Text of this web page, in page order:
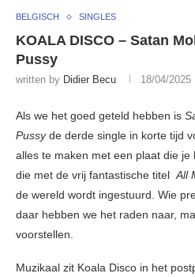
BELGISCH SINGLES
KOALA DISCO – Satan
Pussy
written by Didier Becu 18/04/2025
Als we het goed geteld hebben is
Pussyde derde single in korte tijd
alles te maken met een plaat die
die met de vrij fantastische titelAll
de wereld wordt ingestuurd. Wie
daar hebben we het raden naar,
voorstellen.
Muzikaal zit Koala Disco in het